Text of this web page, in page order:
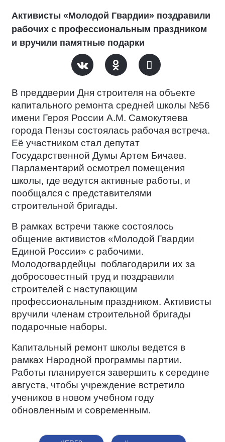
Активисты «Молодой Гвардии» поздравили
рабочих с профессиональным праздником
и вручили памятные подарки
В преддверии Дня строителя на объекте
капитального ремонта средней школы №56
имени Героя России А.М. Самокутяева
города Пензы состоялась рабочая встреча.
Её участником стал депутат
Государственной Думы Артем Бичаев.
Парламентарий осмотрел помещения
школы, где ведутся активные работы, и
пообщался с представителями
строительной бригады.
В рамках встречи также состоялось
общение активистов «Молодой Гвардии
Единой России» с рабочими.
Молодогвардейцы поблагодарили их за
добросовестный труд и поздравили
строителей с наступающим
профессиональным праздником. Активисты
вручили членам строительной бригады
подарочные наборы.
Капитальный ремонт школы ведется в
рамках Народной программы партии.
Работы планируется завершить к середине
августа, чтобы учреждение встретило
учеников в новом учебном году
обновленным и современным.